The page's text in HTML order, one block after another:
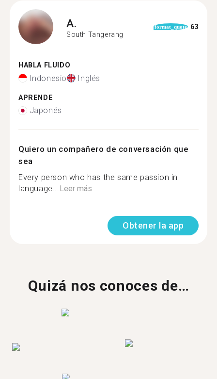
A.
South Tangerang
format_quote 63
HABLA FLUIDO
Indonesio Inglés
APRENDE
Japonés
Quiero un compañero de conversación que
sea
Every person who has the same passion in
language...Leer más
Obtener la app
Quizá nos conoces de…